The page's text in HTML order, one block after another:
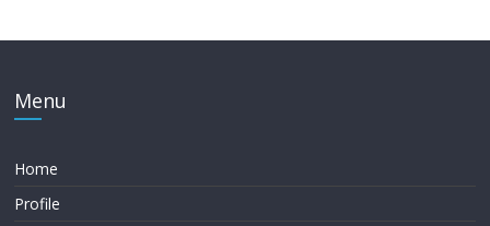
Menu
Home
Profile